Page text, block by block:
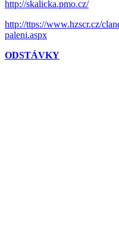
http://skalicka.pmo.cz/
http://ttps://www.hzscr.cz/
paleni.aspx
ODSTÁVKY